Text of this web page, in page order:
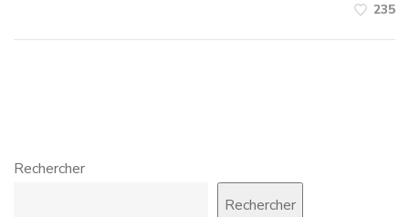
235
Rechercher
Rechercher